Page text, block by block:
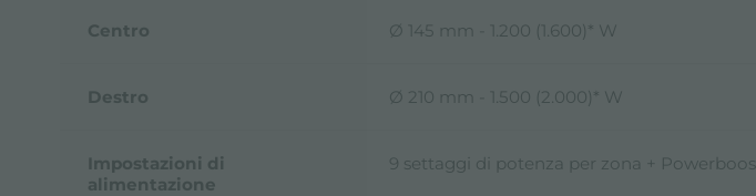
Centro Ø 145 mm - 1.200 (1.600)* W
Destro Ø 210 mm - 1.500 (2.000)* W
Impostazioni di
alimentazione
9 settaggi di potenza per zona +